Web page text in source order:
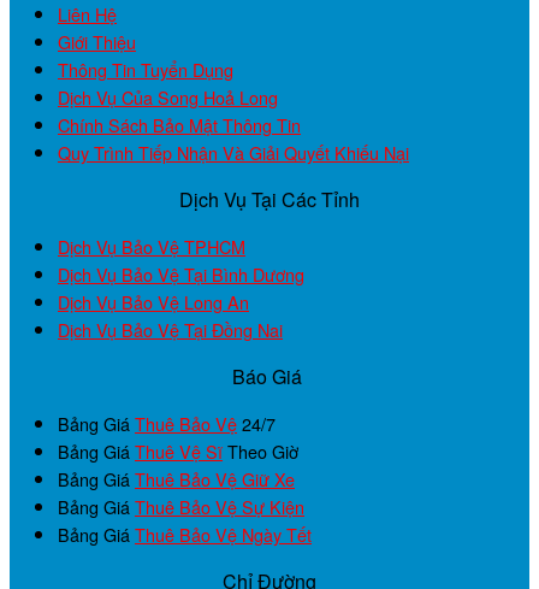
Liên Hệ
Giới Thiệu
Thông Tin Tuyển Dụng
Dịch Vụ Của Song Hoả Long
Chính Sách Bảo Mật Thông Tin
Quy Trình Tiếp Nhận Và Giải Quyết Khiếu Nại
Dịch Vụ Tại Các Tỉnh
Dịch Vụ Bảo Vệ TPHCM
Dịch Vụ Bảo Vệ Tại Bình Dương
Dịch Vụ Bảo Vệ Long An
Dịch Vụ Bảo Vệ Tại Đồng Nai
Báo Giá
Bảng GiáThuê Bảo Vệ24/7
Bảng GiáThuê Vệ SĩTheo Giờ
Bảng GiáThuê Bảo Vệ Giữ Xe
Bảng GiáThuê Bảo Vệ Sự Kiện
Bảng GiáThuê Bảo Vệ Ngày Tết
Chỉ Đường